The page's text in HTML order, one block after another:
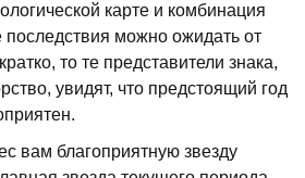
карте и комбинация
последствия можно ожидать от
то те представители знака,
увидят, что предстоящий год
вам благоприятную звезду